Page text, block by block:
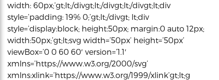
width: 60px;’gt;lt;/divgt;lt;/divgt;lt;/divgt;lt;div
style=’padding: 19% 0;’gt;lt;/divgt; lt;div
style=’display:block; height:50px; margin:0 auto 12px;
width:50px;’gt;lt;svg width=’50px’ height=’50px’
viewBox=’0 0 60 60′ version=’1.1′
xmlns=’https://www.w3.org/2000/svg’
xmlns:xlink=’https://www.w3.org/1999/xlink’gt;lt;g